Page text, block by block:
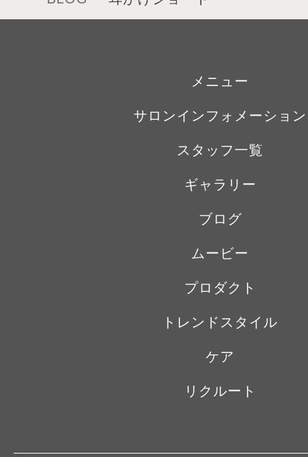
メニュー
サロンインフォメーション
スタッフ一覧
ギャラリー
ブログ
ムービー
プロダクト
トレンドスタイル
ケア
リクルート